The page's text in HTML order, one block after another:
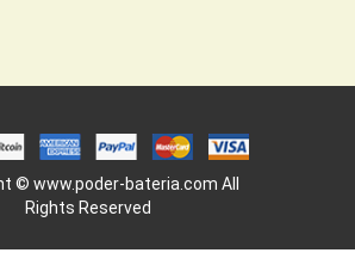
© www.poder-bateria.com All
Rights Reserved